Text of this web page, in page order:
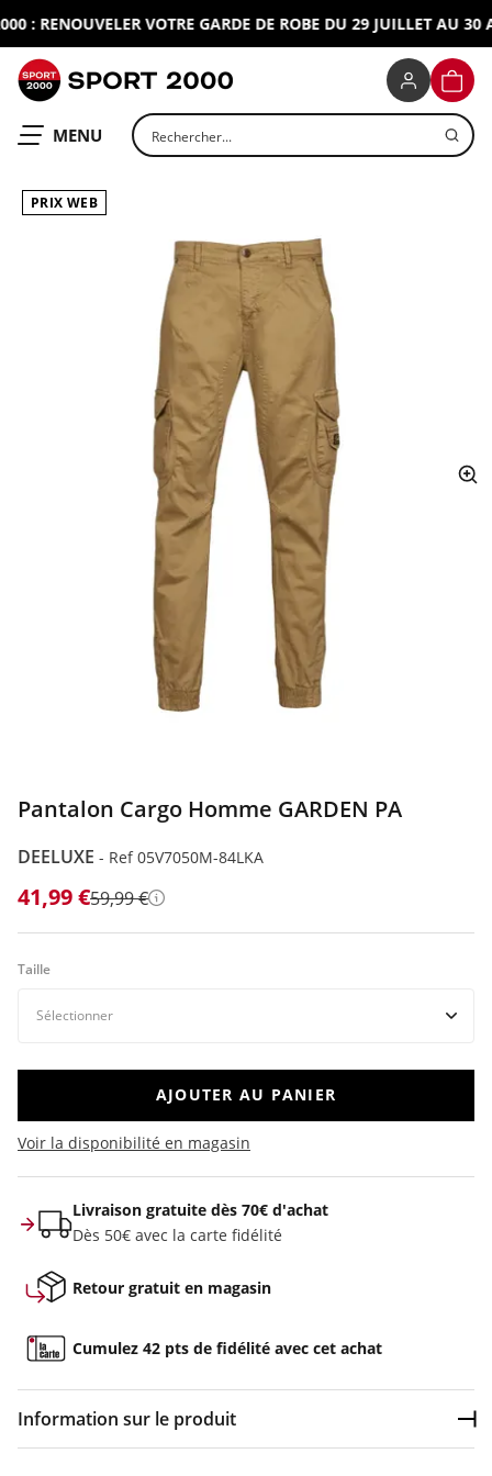
: RENOUVELER VOTRE GARDE DE ROBE DU 29 JUILLET AU 30
OUVRIR LE
MENU Rechercher un produit
PRIX WEB
Pantalon Cargo Homme GARDEN PA
DEELUXE - Ref 05V7050M-84LKA
41,99 €59,99 € Détails
Taille
AJOUTER AU PANIER
Voir la disponibilité en magasin
Livraison gratuite dès 70€ d'achat
Dès 50€ avec la carte fidélité
Retour gratuit en magasin
Cumulez 42 pts de fidélité avec cet achat
Information sur le produit